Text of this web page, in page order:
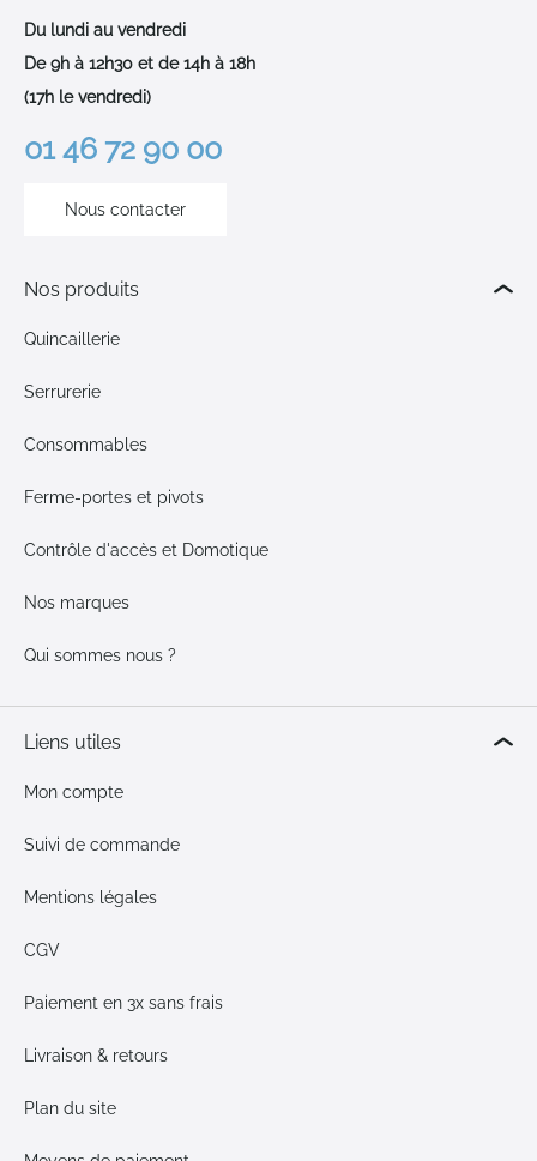
Du lundi au vendredi
De 9h à 12h30 et de 14h à 18h
(17h le vendredi)
01 46 72 90 00
Nous contacter
Nos produits
Quincaillerie
Serrurerie
Consommables
Ferme-portes et pivots
Contrôle d'accès et Domotique
Nos marques
Qui sommes nous ?
Liens utiles
Mon compte
Suivi de commande
Mentions légales
CGV
Paiement en 3x sans frais
Livraison & retours
Plan du site